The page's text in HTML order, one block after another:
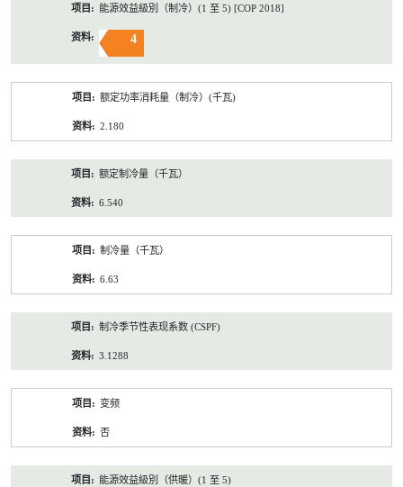
能源效益級別（制冷）(1 至 5) [COP 2018]
4
额定功率消耗量（制冷）(千瓦)
2.180
额定制冷量（千瓦）
6.540
制冷量（千瓦）
6.63
制冷季节性表现系数 (CSPF)
3.1288
变频
否
能源效益級別（供暖）(1 至 5)